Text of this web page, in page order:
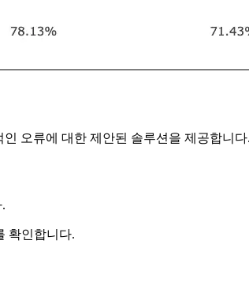
인 오류에 대한 제안된 솔루션을 제공합니다.
확인합니다.